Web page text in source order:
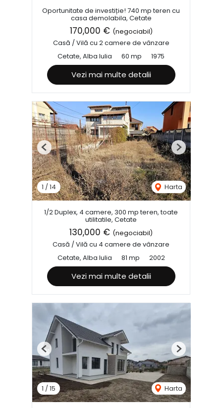
Oportunitate de investiție! 740 mp teren cu
casa demolabila, Cetate
170,000 € (negociabil)
Casă / Vilă cu 2 camere de vânzare
Cetate, Alba Iulia
60 mp 1975
Vezi mai multe detalii
1 /14 Harta
Previous Next
1/2 Duplex, 4 camere, 300 mp teren, toate
utilitatile, Cetate
130,000 € (negociabil)
Casă / Vilă cu 4 camere de vânzare
Cetate, Alba Iulia
81 mp 2002
Vezi mai multe detalii
1 /15 Harta
Previous Next